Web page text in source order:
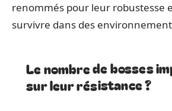
renommés pour leur robustesse
survivre dans des
Le nombre de bosses
sur leur résistance ?